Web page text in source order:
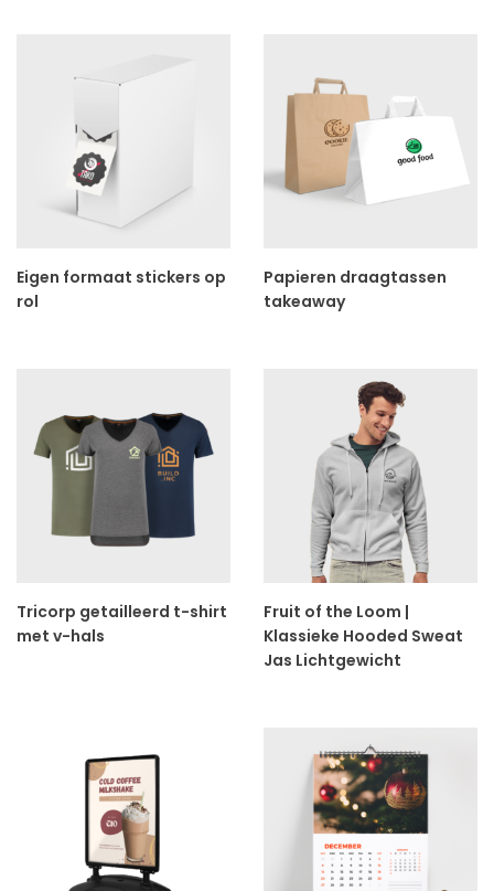
Eigen formaat stickers op
rol
Papieren draagtassen
takeaway
Tricorp getailleerd t-shirt
met v-hals
Fruit of the Loom |
Klassieke Hooded Sweat
Jas Lichtgewicht